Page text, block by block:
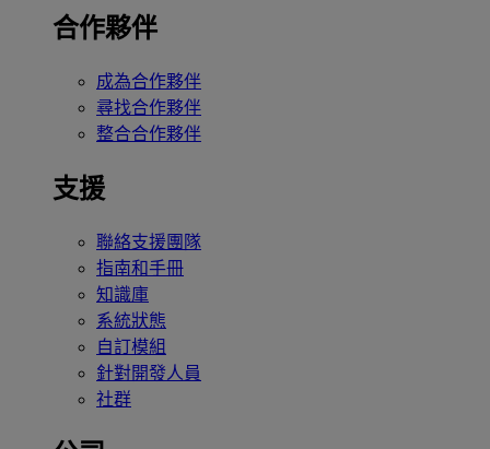
合作夥伴
成為合作夥伴
尋找合作夥伴
整合合作夥伴
支援
聯絡支援團隊
指南和手冊
知識庫
系統狀態
自訂模組
針對開發人員
社群